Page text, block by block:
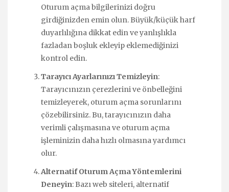
Oturum açma bilgilerinizi doğru
girdiğinizden emin olun. Büyük/küçük harf
duyarlılığına dikkat edin ve yanlışlıkla
fazladan boşluk ekleyip eklemediğinizi
kontrol edin.
Tarayıcı Ayarlarınızı Temizleyin:
Tarayıcınızın çerezlerini ve önbelleğini
temizleyerek, oturum açma sorunlarını
çözebilirsiniz. Bu, tarayıcınızın daha
verimli çalışmasına ve oturum açma
işleminizin daha hızlı olmasına yardımcı
olur.
Alternatif Oturum Açma Yöntemlerini
Deneyin: Bazı web siteleri, alternatif